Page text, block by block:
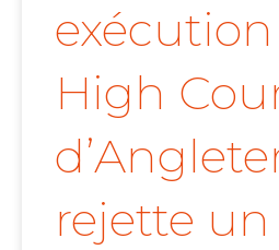
exécution
High
rejette un